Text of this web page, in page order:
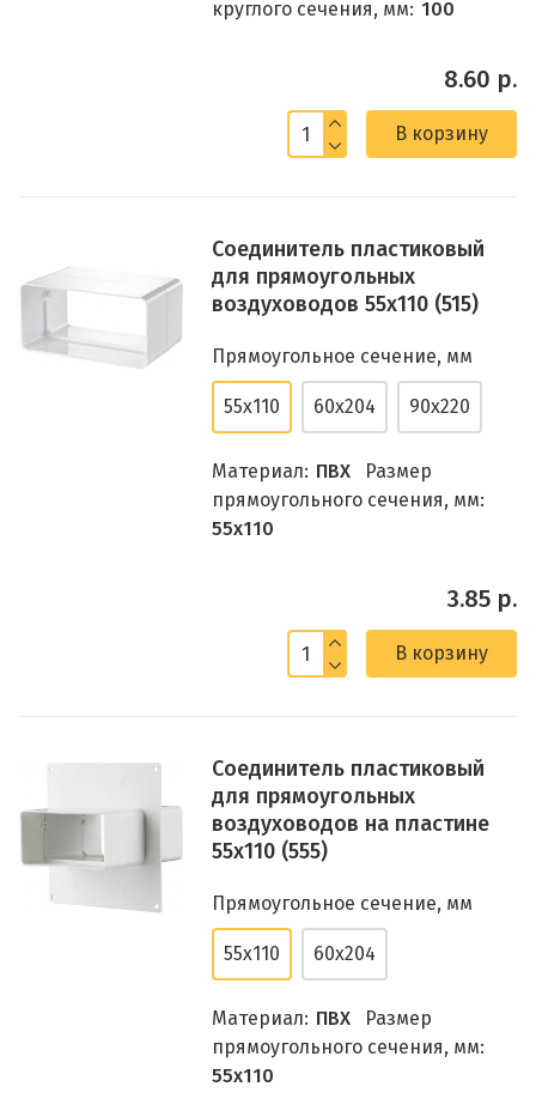
круглого сечения, мм: 100
8.60 р.
В корзину
Соединитель пластиковый
для прямоугольных
воздуховодов 55х110 (515)
Прямоугольное сечение, мм
55x110 60x204 90x220
Материал: ПВХ
Размер
прямоугольного сечения, мм:
55x110
3.85 р.
В корзину
Соединитель пластиковый
для прямоугольных
воздуховодов на пластине
55х110 (555)
Прямоугольное сечение, мм
55x110 60x204
Материал: ПВХ
Размер
прямоугольного сечения, мм:
55x110